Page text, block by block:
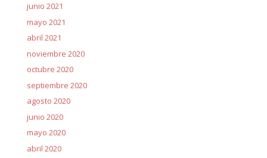
junio 2021
mayo 2021
abril 2021
noviembre 2020
octubre 2020
septiembre 2020
agosto 2020
junio 2020
mayo 2020
abril 2020